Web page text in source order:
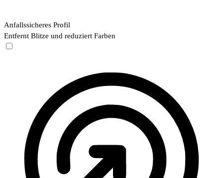
Anfallssicheres Profil
Entfernt Blitze und reduziert Farben